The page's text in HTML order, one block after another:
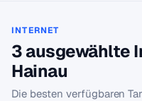
INTERNET
3 ausgewählte
Hainau
Die besten verfügbaren